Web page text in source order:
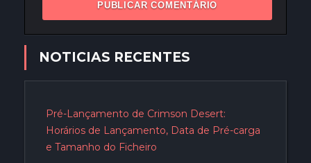
NOTICIAS RECENTES
Pré-Lançamento de Crimson Desert:
Horários de Lançamento, Data de Pré-carga
e Tamanho do Ficheiro